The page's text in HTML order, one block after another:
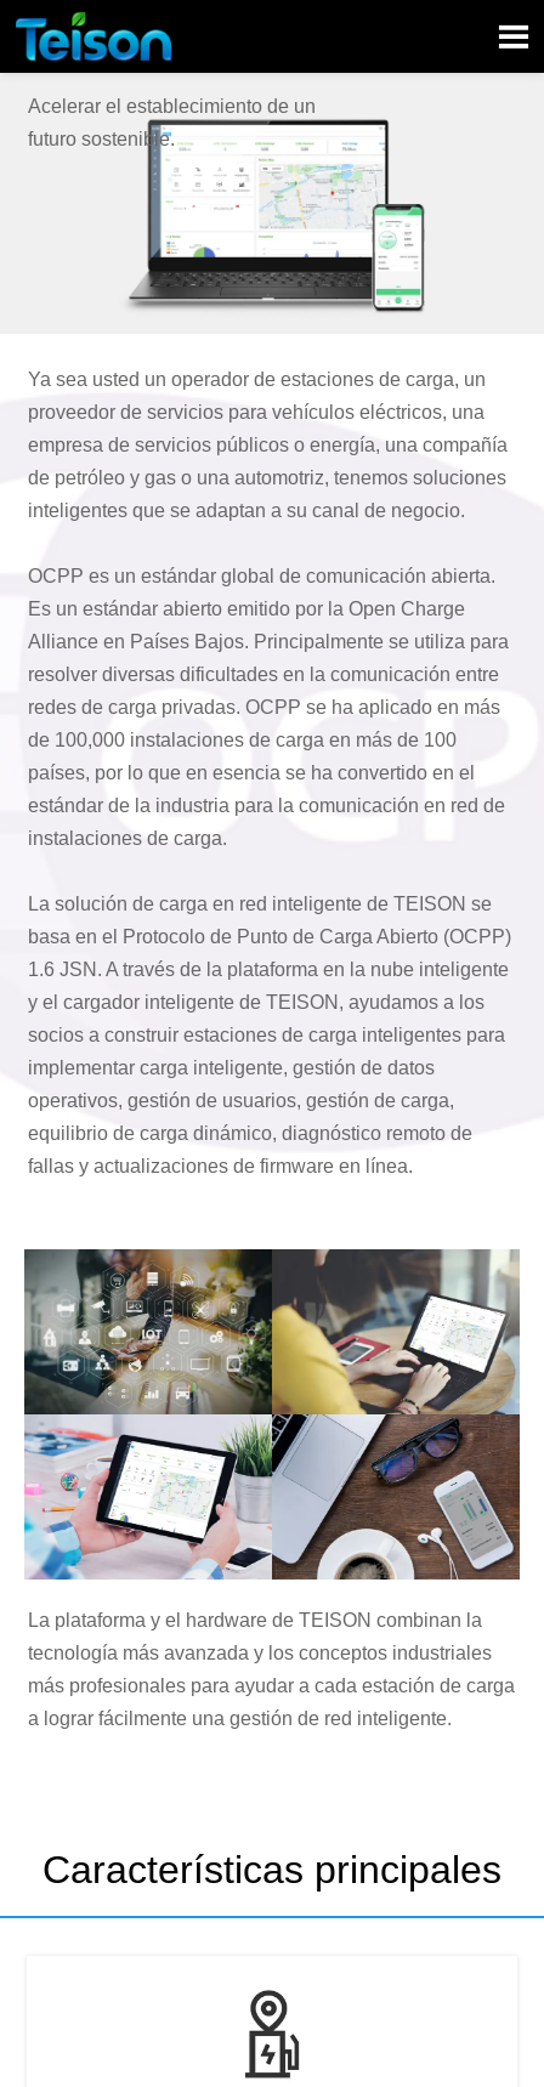

Acelerar el establecimiento de un
futuro sostenible.
Ya sea usted un operador de estaciones de carga, un
proveedor de servicios para vehículos eléctricos, una
empresa de servicios públicos o energía, una compañía
de petróleo y gas o una automotriz, tenemos soluciones
inteligentes que se adaptan a su canal de negocio.
OCPP es un estándar global de comunicación abierta.
Es un estándar abierto emitido por la Open Charge
Alliance en Países Bajos. Principalmente se utiliza para
resolver diversas dificultades en la comunicación entre
redes de carga privadas. OCPP se ha aplicado en más
de 100,000 instalaciones de carga en más de 100
países, por lo que en esencia se ha convertido en el
estándar de la industria para la comunicación en red de
instalaciones de carga.
La solución de carga en red inteligente de TEISON se
basa en el Protocolo de Punto de Carga Abierto (OCPP)
1.6 JSN. A través de la plataforma en la nube inteligente
y el cargador inteligente de TEISON, ayudamos a los
socios a construir estaciones de carga inteligentes para
implementar carga inteligente, gestión de datos
operativos, gestión de usuarios, gestión de carga,
equilibrio de carga dinámico, diagnóstico remoto de
fallas y actualizaciones de firmware en línea.
La plataforma y el hardware de TEISON combinan la
tecnología más avanzada y los conceptos industriales
más profesionales para ayudar a cada estación de carga
a lograr fácilmente una gestión de red inteligente.
Características principales